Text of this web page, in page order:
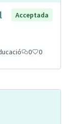
Acceptada
0 0